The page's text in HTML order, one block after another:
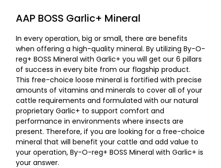
AAP BOSS Garlic+ Mineral
In every operation, big or small, there are benefits
when offering a high-quality mineral. By utilizing By-O-
reg+ BOSS Mineral with Garlic+ you will get our 6 pillars
of success in every bite from our flagship product.
This free-choice loose mineral is fortified with precise
amounts of vitamins and minerals to cover all of your
cattle requirements and formulated with our natural
proprietary Garlic+ to support comfort and
performance in environments where insects are
present. Therefore, if you are looking for a free-choice
mineral that will benefit your cattle and add value to
your operation, By-O-reg+ BOSS Mineral with Garlic+ is
your answer.